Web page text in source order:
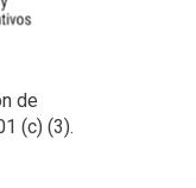
de
(c) (3).